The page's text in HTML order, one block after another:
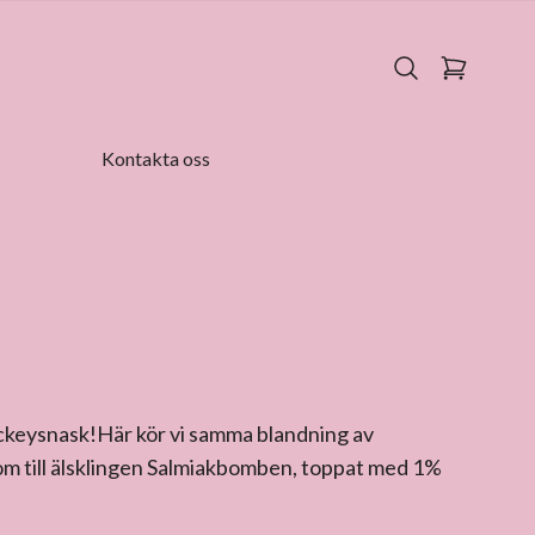
Kontakta oss
kör vi samma blandning av
till älsklingen Salmiakbomben, toppat med 1%